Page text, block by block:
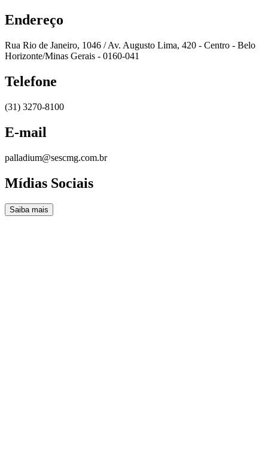
Endereço
Rua Rio de Janeiro, 1046 / Av. Augusto Lima, 420 - Centro - Belo
Horizonte/Minas Gerais - 0160-041
Telefone
(31) 3270-8100
E-mail
palladium@sescmg.com.br
Mídias Sociais
Saiba mais